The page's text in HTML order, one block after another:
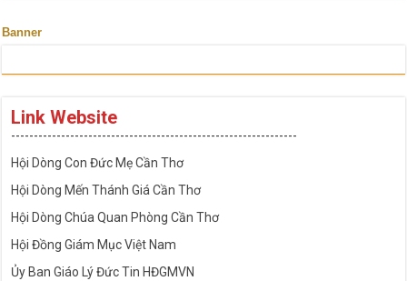
Banner
Link Website
---------------------------------------------------------------
Hội Dòng Con Đức Mẹ Cần Thơ
Hội Dòng Mến Thánh Giá Cần Thơ
Hội Dòng Chúa Quan Phòng Cần Thơ
Hội Đồng Giám Mục Việt Nam
Ủy Ban Giáo Lý Đức Tin HĐGMVN